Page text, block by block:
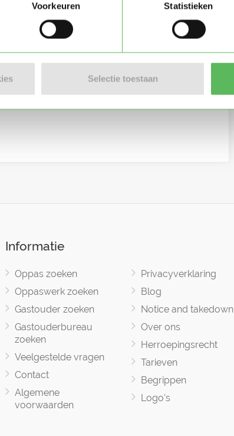
Voorkeuren Statistieken
Selectie toestaan
per e-mail
voorwaarden van Oppasland.
Informatie
Oppas zoeken
Oppaswerk zoeken
Gastouder zoeken
Gastouderbureau
zoeken
Veelgestelde vragen
Contact
Algemene
voorwaarden
Privacyverklaring
Blog
Notice and takedown
Over ons
Herroepingsrecht
Tarieven
Begrippen
Logo's